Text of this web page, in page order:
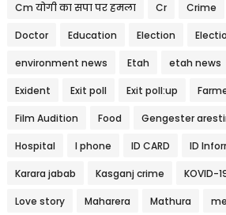
Cm योगी का सपा पर हमला Cr Crime
Doctor Education Election
environment news Etah etah news
Exident Exit poll Exit poll:up
Film Audition Food Gengester
Hospital I phone ID CARD ID
Karara jabab Kasganj crime KOVID-
Love story Maharera Mathura